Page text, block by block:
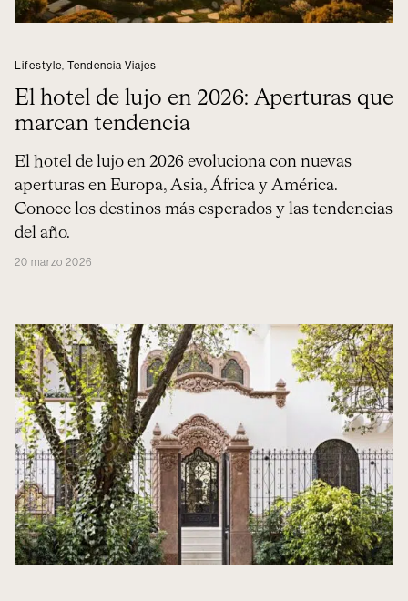
Lifestyle Tendencia Viajes
El hotel de lujo en 2026: Aperturas que
marcan tendencia
El hotel de lujo en 2026 evoluciona con nuevas
aperturas en Europa, Asia, África y América.
Conoce los destinos más esperados y las tendencias
del año.
20 marzo 2026